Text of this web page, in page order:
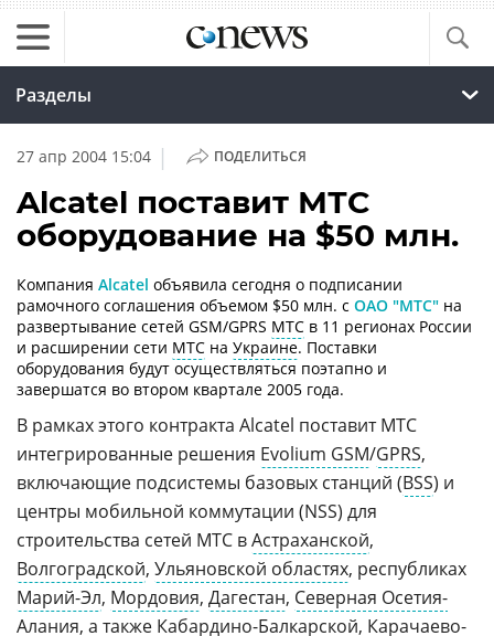
Разделы
27 апр 2004 15:04 | ПОДЕЛИТЬСЯ
Alcatel поставит МТС
оборудование на $50 млн.
Компания Alcatel объявила сегодня о подписании
рамочного соглашения объемом $50 млн. с ОАО "МТС" на
развертывание сетей GSM/GPRS МТС в 11 регионах России
и расширении сети МТС на Украине. Поставки
оборудования будут осуществляться поэтапно и
завершатся во втором квартале 2005 года.
В рамках этого контракта Alcatel поставит МТС
интегрированные решения Evolium GSM/GPRS,
включающие подсистемы базовых станций (BSS) и
центры мобильной коммутации (NSS) для
строительства сетей МТС вАстраханской,
Волгоградской, Ульяновской областях, республиках
Марий-Эл, Мордовия, Дагестан, Северная Осетия-
Алания, а также Кабардино-Балкарской, Карачаево-